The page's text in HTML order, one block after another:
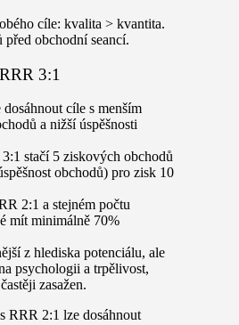
cíle: kvalita > kvantita.
před obchodní seancí.
3:1
cíle s menším
a nižší úspěšnosti
stačí 5 ziskových obchodů
obchodů) pro zisk 10
2:1 a stejném počtu
mít minimálně 70%
z hlediska potenciálu, ale
psychologii a trpělivost,
zasažen.
RRR 2:1 lze dosáhnout